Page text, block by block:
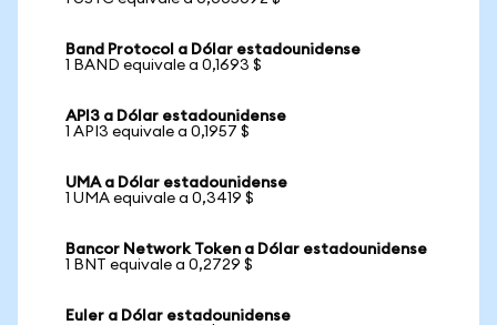
Band Protocol a Dólar estadounidense
1 BAND equivale a 0,1693 $
API3 a Dólar estadounidense
1 API3 equivale a 0,1957 $
UMA a Dólar estadounidense
1 UMA equivale a 0,3419 $
Bancor Network Token a Dólar estadounidense
1 BNT equivale a 0,2729 $
Euler a Dólar estadounidense